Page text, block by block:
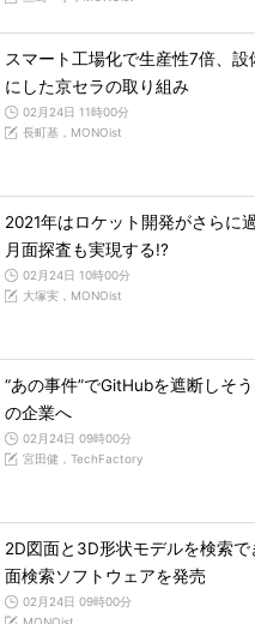
スマート工場化で生産性7倍、設
にした京セラの取り組み
02月24日 11時00分
長町基，MONOist
2021年はロケット開発がさらに
月面探査も実現する!?
02月24日 10時00分
大塚実，MONOist
“あの事件”でGitHubを遮断しそ
の企業へ
02月24日 09時00分
宮田健，TechFactory
2D図面と3D形状モデルを検索で
面検索ソフトウェアを発売
02月24日 09時00分